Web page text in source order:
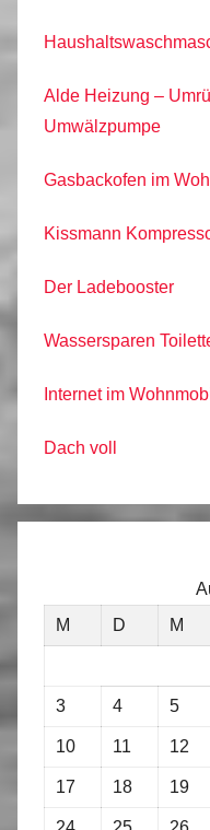
Alde Heizung –
Umwälzpumpe
Gasbackofen im
Kissmann
Der Ladebooster
Wassersparen
Internet im
Dach voll
M
D M
3 4 5
10 11 12
17 18 19